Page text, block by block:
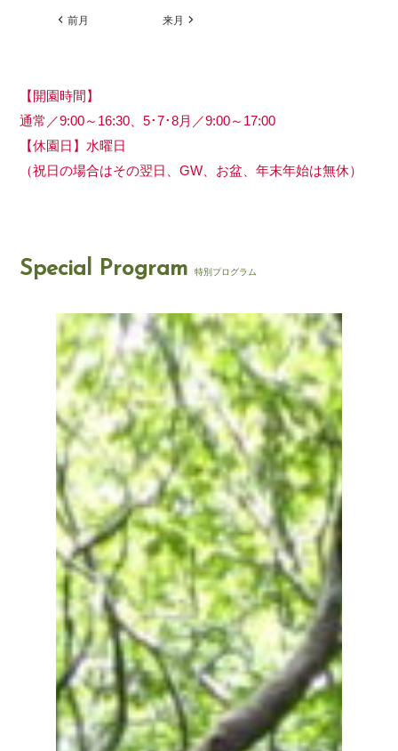
前月 来月
【開園時間】
通常／9:00～16:30、5･7･8月／9:00～17:00
【休園日】水曜日
（祝日の場合はその翌日、GW、お盆、年末年始は無休）
Special Program 特別プログラム